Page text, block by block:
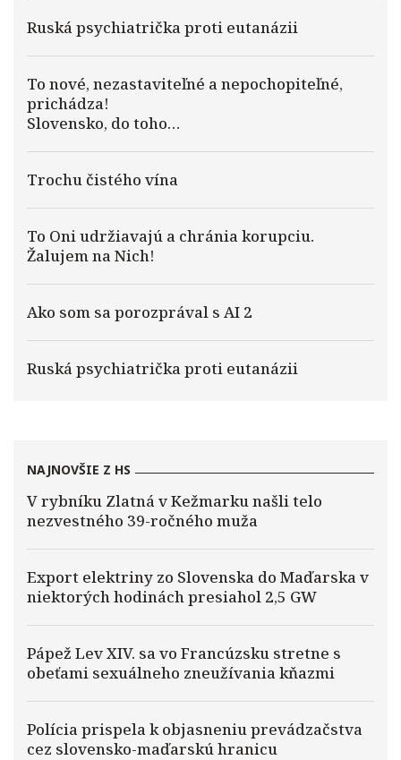
Ruská psychiatrička proti eutanázii
To nové, nezastaviteľné a nepochopiteľné,
prichádza!
Slovensko, do toho…
Trochu čistého vína
To Oni udržiavajú a chránia korupciu.
Žalujem na Nich!
Ako som sa porozprával s AI 2
Ruská psychiatrička proti eutanázii
NAJNOVŠIE Z HS
V rybníku Zlatná v Kežmarku našli telo
nezvestného 39-ročného muža
Export elektriny zo Slovenska do Maďarska v
niektorých hodinách presiahol 2,5 GW
Pápež Lev XIV. sa vo Francúzsku stretne s
obeťami sexuálneho zneužívania kňazmi
Polícia prispela k objasneniu prevádzačstva
cez slovensko-maďarskú hranicu